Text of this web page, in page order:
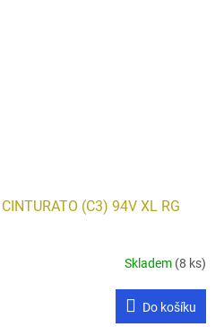
(C3) 94V XL RG
Skladem (8 ks)
Do košíku